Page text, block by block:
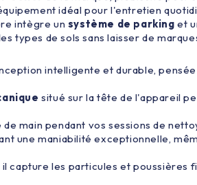
idéal pour l'entretien
intègre un système de parking et
types de sols sans laisser de
intelligente et durable,
situé sur la tête de l'appareil
main pendant vos sessions de
une maniabilité exceptionnelle,
il capture les particules et poussières